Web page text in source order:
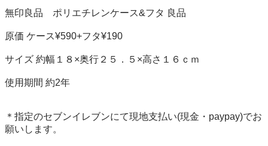
無印良品　ポリエチレンケース&フタ 良品
原価 ケース¥590+フタ¥190
サイズ 約幅１８×奥行２５．５×高さ１６ｃｍ
使用期間 約2年
＊指定のセブンイレブンにて現地支払い(現金・paypay)でお
願いします。